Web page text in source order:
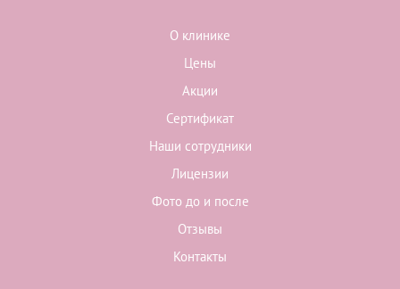
О клинике
Цены
Акции
Сертификат
Наши сотрудники
Лицензии
Фото до и после
Отзывы
Контакты